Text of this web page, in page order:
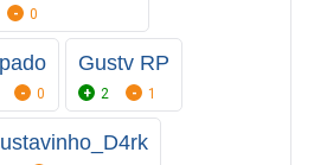
0
0
Gustv RP
2 1